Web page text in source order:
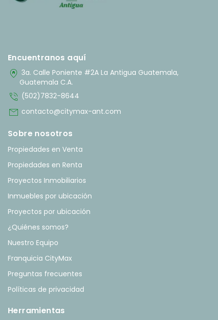
Encuentranos aquí
home_pin 3a. Calle Poniente #2A La Antigua Guatemala,
Guatemala C.A.
phone_in_talk (502)7832-8644
mail contacto@citymax-ant.com
Sobre nosotros
Propiedades en Venta
Propiedades en Renta
Proyectos Inmobiliarios
Inmuebles por ubicación
Proyectos por ubicación
¿Quiénes somos?
Nuestro Equipo
Franquicia CityMax
Preguntas frecuentes
Políticas de privacidad
Herramientas